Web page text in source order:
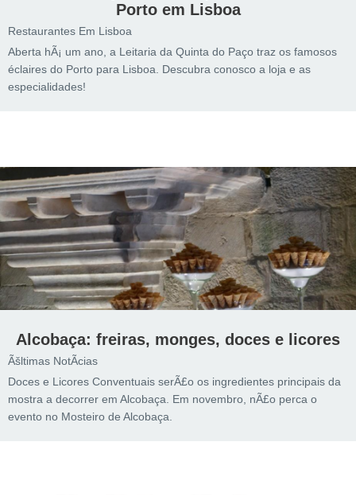
Porto em Lisboa
Restaurantes Em Lisboa
Aberta hÃ¡ um ano, a Leitaria da Quinta do Paço traz os famosos
éclaires do Porto para Lisboa. Descubra conosco a loja e as
especialidades!
Alcobaça: freiras, monges, doces e licores
Ãšltimas NotÃ­cias
Doces e Licores Conventuais serÃ£o os ingredientes principais da
mostra a decorrer em Alcobaça. Em novembro, nÃ£o perca o
evento no Mosteiro de Alcobaça.